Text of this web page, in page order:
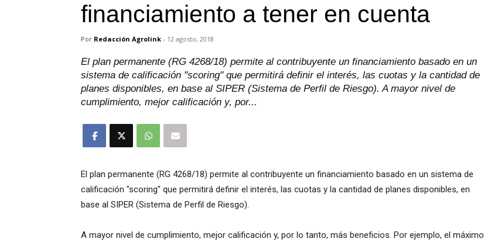
financiamiento a tener en cuenta
Por Redacción Agrolink - 12 agosto, 2018
El plan permanente (RG 4268/18) permite al contribuyente un financiamiento basado en un
sistema de calificación "scoring" que permitirá definir el interés, las cuotas y la cantidad de
planes disponibles, en base al SIPER (Sistema de Perfil de Riesgo). A mayor nivel de
cumplimiento, mejor calificación y, por...
El plan permanente (RG 4268/18) permite al contribuyente un financiamiento basado en un sistema de
calificación "scoring" que permitirá definir el interés, las cuotas y la cantidad de planes disponibles, en
base al SIPER (Sistema de Perfil de Riesgo).
A mayor nivel de cumplimiento, mejor calificación y, por lo tanto, más beneficios. Por ejemplo, el máximo